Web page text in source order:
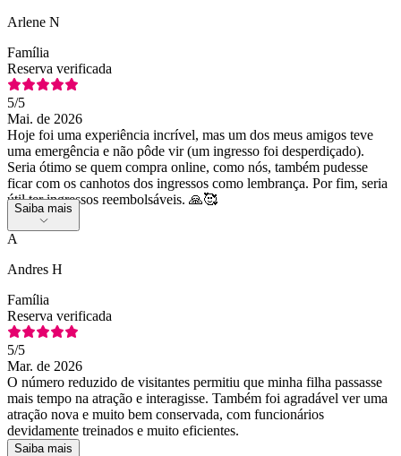
Arlene N
Família
Reserva verificada
5/5
Mai. de 2026
Hoje foi uma experiência incrível, mas um dos meus amigos teve
uma emergência e não pôde vir (um ingresso foi desperdiçado).
Seria ótimo se quem compra online, como nós, também pudesse
ficar com os canhotos dos ingressos como lembrança. Por fim, seria
útil ter ingressos reembolsáveis. 🙏🥰
Saiba mais
A
Andres H
Família
Reserva verificada
5/5
Mar. de 2026
O número reduzido de visitantes permitiu que minha filha passasse
mais tempo na atração e interagisse. Também foi agradável ver uma
atração nova e muito bem conservada, com funcionários
devidamente treinados e muito eficientes.
Saiba mais